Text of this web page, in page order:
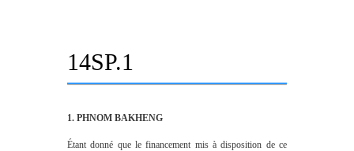
14SP.1
1. PHNOM BAKHENG
Étant donné que le financement mis à disposition de ce